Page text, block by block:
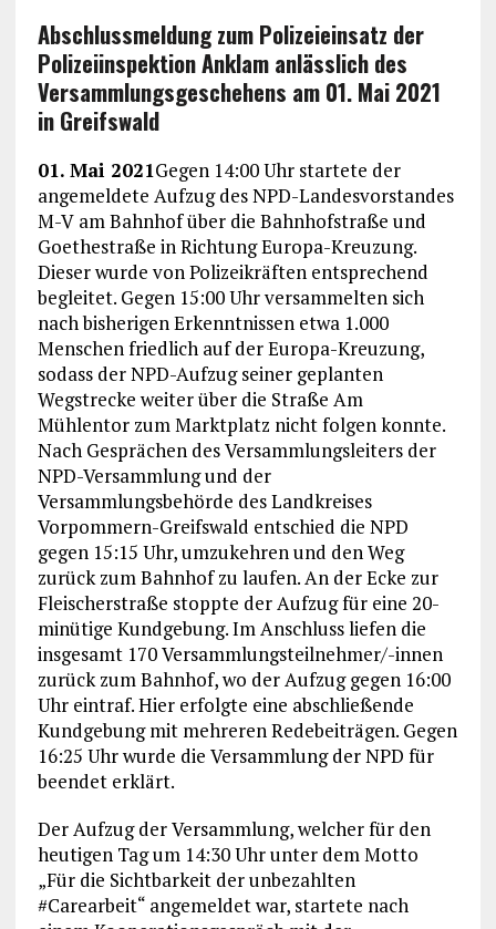
Abschlussmeldung zum Polizeieinsatz der
Polizeiinspektion Anklam anlässlich des
Versammlungsgeschehens am 01. Mai 2021
in Greifswald
01. Mai 2021Gegen 14:00 Uhr startete der
angemeldete Aufzug des NPD-Landesvorstandes
M-V am Bahnhof über die Bahnhofstraße und
Goethestraße in Richtung Europa-Kreuzung.
Dieser wurde von Polizeikräften entsprechend
begleitet. Gegen 15:00 Uhr versammelten sich
nach bisherigen Erkenntnissen etwa 1.000
Menschen friedlich auf der Europa-Kreuzung,
sodass der NPD-Aufzug seiner geplanten
Wegstrecke weiter über die Straße Am
Mühlentor zum Marktplatz nicht folgen konnte.
Nach Gesprächen des Versammlungsleiters der
NPD-Versammlung und der
Versammlungsbehörde des Landkreises
Vorpommern-Greifswald entschied die NPD
gegen 15:15 Uhr, umzukehren und den Weg
zurück zum Bahnhof zu laufen. An der Ecke zur
Fleischerstraße stoppte der Aufzug für eine 20-
minütige Kundgebung. Im Anschluss liefen die
insgesamt 170 Versammlungsteilnehmer/-innen
zurück zum Bahnhof, wo der Aufzug gegen 16:00
Uhr eintraf. Hier erfolgte eine abschließende
Kundgebung mit mehreren Redebeiträgen. Gegen
16:25 Uhr wurde die Versammlung der NPD für
beendet erklärt.
Der Aufzug der Versammlung, welcher für den
heutigen Tag um 14:30 Uhr unter dem Motto
„Für die Sichtbarkeit der unbezahlten
#Carearbeit“ angemeldet war, startete nach